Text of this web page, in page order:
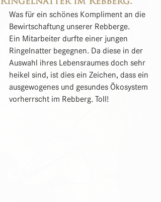
Was für ein schönes Kompliment an die
Bewirtschaftung unserer Rebberge.
Ein Mitarbeiter durfte einer jungen
Ringelnatter begegnen. Da diese in der
Auswahl ihres Lebensraumes doch sehr
heikel sind, ist dies ein Zeichen, dass ein
ausgewogenes und gesundes Ökosystem
vorherrscht im Rebberg. Toll!